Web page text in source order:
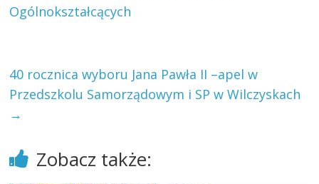
Ogólnokształcących
40 rocznica wyboru Jana Pawła II –apel w
Przedszkolu Samorządowym i SP w Wilczyskach
→
Zobacz także: